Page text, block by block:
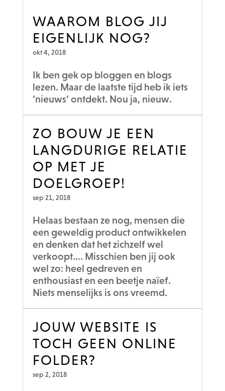
WAAROM BLOG JIJ
EIGENLIJK NOG?
okt 4, 2018
Ik ben gek op bloggen en blogs
lezen. Maar de laatste tijd heb ik iets
‘nieuws’ ontdekt. Nou ja, nieuw.
ZO BOUW JE EEN
LANGDURIGE RELATIE
OP MET JE
DOELGROEP!
sep 21, 2018
Helaas bestaan ze nog, mensen die
een geweldig product ontwikkelen
en denken dat het zichzelf wel
verkoopt…. Misschien ben jij ook
wel zo: heel gedreven en
enthousiast en een beetje naïef.
Niets menselijks is ons vreemd.
JOUW WEBSITE IS
TOCH GEEN ONLINE
FOLDER?
sep 2, 2018